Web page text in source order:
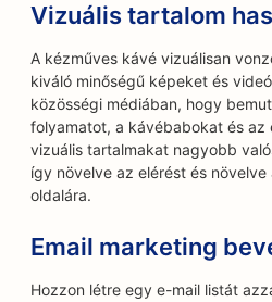
Vizuális tartalom
A kézműves kávé vizuálisan
kiváló minőségű képeket és
közösségi médiában, hogy
folyamatot, a kávébabokat és az
vizuális tartalmakat nagyobb
így növelve az elérést és
oldalára.
Email marketing
Hozzon létre egy e-mail listát